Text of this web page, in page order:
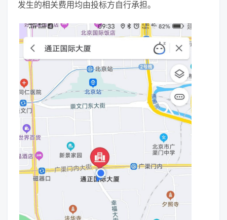
发生的相关费用均由投标方自行承担。